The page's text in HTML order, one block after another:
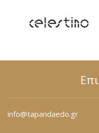
info@tapandaedo.gr